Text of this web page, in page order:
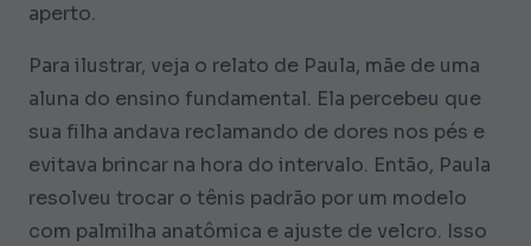
aperto.
Para ilustrar, veja o relato de Paula, mãe de uma
aluna do ensino fundamental. Ela percebeu que
sua filha andava reclamando de dores nos pés e
evitava brincar na hora do intervalo. Então, Paula
resolveu trocar o tênis padrão por um modelo
com palmilha anatômica e ajuste de velcro. Isso